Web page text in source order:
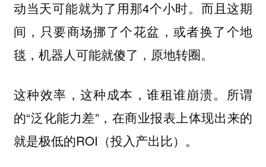
动当天可能就为了用那4个小时。而且这期
间，只要商场挪了个花盆，或者换了个地
毯，机器人可能就傻了，原地转圈。
这种效率，这种成本，谁租谁崩溃。所谓
的“泛化能力差”，在商业报表上体现出来的
就是极低的ROI（投入产出比）。